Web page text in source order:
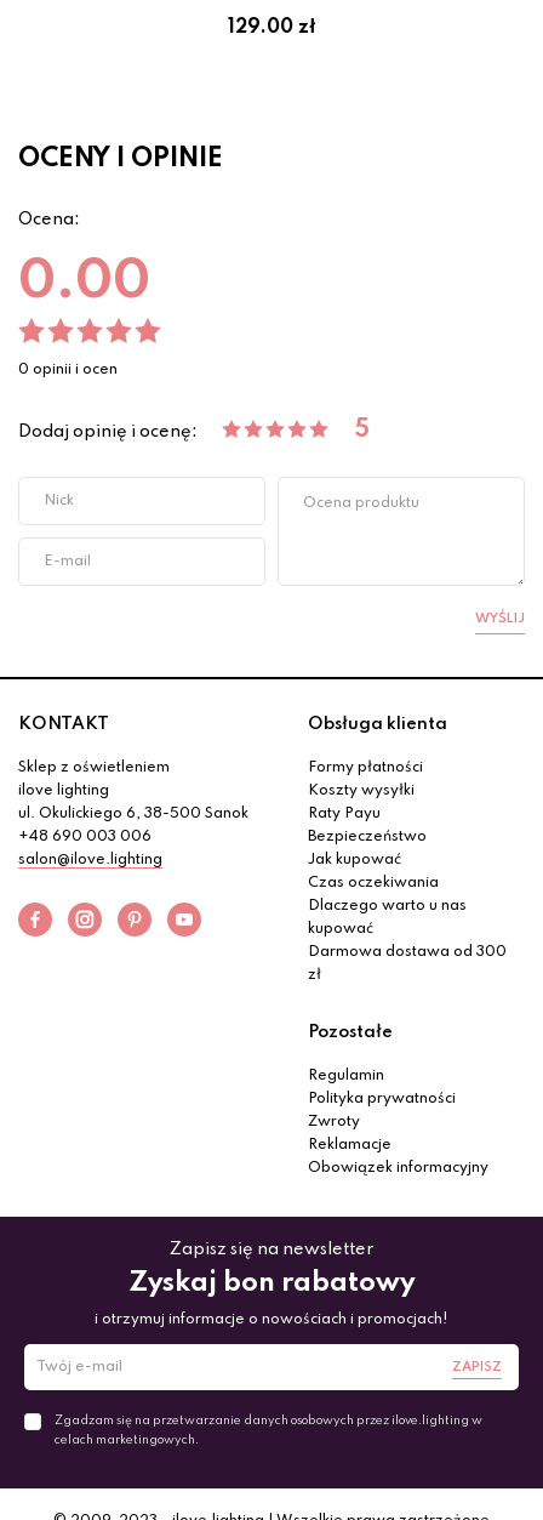
129.00 zł
OCENY I OPINIE
Ocena:
0.00
0 opinii i ocen
Dodaj opinię i ocenę: 5
WYŚLIJ
KONTAKT
Sklep z oświetleniem
ilove lighting
ul. Okulickiego 6, 38-500 Sanok
+48 690 003 006
salon@ilove.lighting
Obsługa klienta
Formy płatności
Koszty wysyłki
Raty Payu
Bezpieczeństwo
Jak kupować
Czas oczekiwania
Dlaczego warto u nas
kupować
Darmowa dostawa od 300
zł
Pozostałe
Regulamin
Polityka prywatności
Zwroty
Reklamacje
Obowiązek informacyjny
Zapisz się na newsletter
Zyskaj bon rabatowy
i otrzymuj informacje o nowościach i promocjach!
ZAPISZ
Zgadzam się na przetwarzanie danych osobowych przez ilove.lighting w
celach marketingowych.